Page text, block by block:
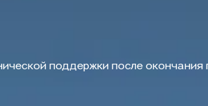
поддержки после окончания